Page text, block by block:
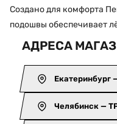
Создано для комфорта
подошвы обеспечивает
АДРЕСА
Екатеринбург
Челябинск —